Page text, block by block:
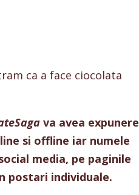
ca a face ciocolata
va avea expunere
si offline iar numele
media, pe paginile
postari individuale.